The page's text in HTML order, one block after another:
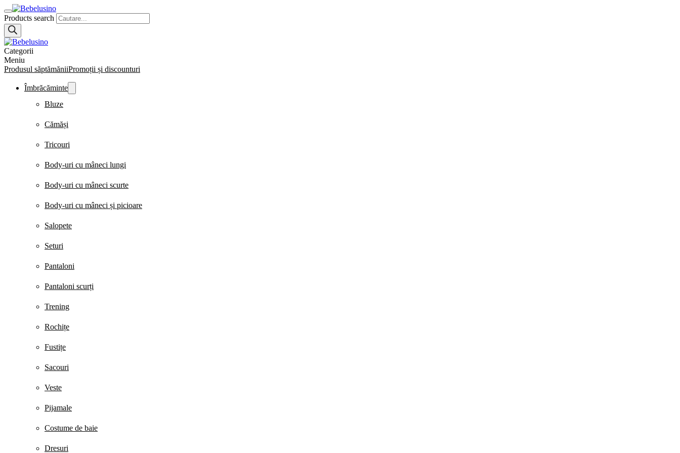
Products search
Categorii
Meniu
Produsul săptămăniiPromoții și discounturi
Îmbrăcăminte
Bluze
Cămăși
Tricouri
Body-uri cu mâneci lungi
Body-uri cu mâneci scurte
Body-uri cu mâneci și picioare
Salopete
Seturi
Pantaloni
Pantaloni scurți
Trening
Rochițe
Fustițe
Sacouri
Veste
Pijamale
Costume de baie
Dresuri